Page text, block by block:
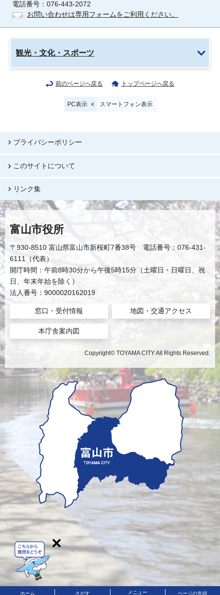
電話番号：076-443-2072
お問い合わせは専用フォームをご利用ください。
観光・文化・スポーツ
前のページへ戻る トップページへ戻る
PC表示 スマートフォン表示
ホーム さがす メニュー ページの先頭
プライバシーポリシー
このサイトについて
リンク集
富山市役所
〒930-8510 富山県富山市新桜町7番38号 電話番号：076-431-
6111（代表）
開庁時間：午前8時30分から午後5時15分（土曜日・日曜日、祝
日、年末年始を除く）
法人番号：9000020162019
窓口・受付情報 地図・交通アクセス
本庁舎案内図
Copyright© TOYAMA CITY All Rights Reserved.
×